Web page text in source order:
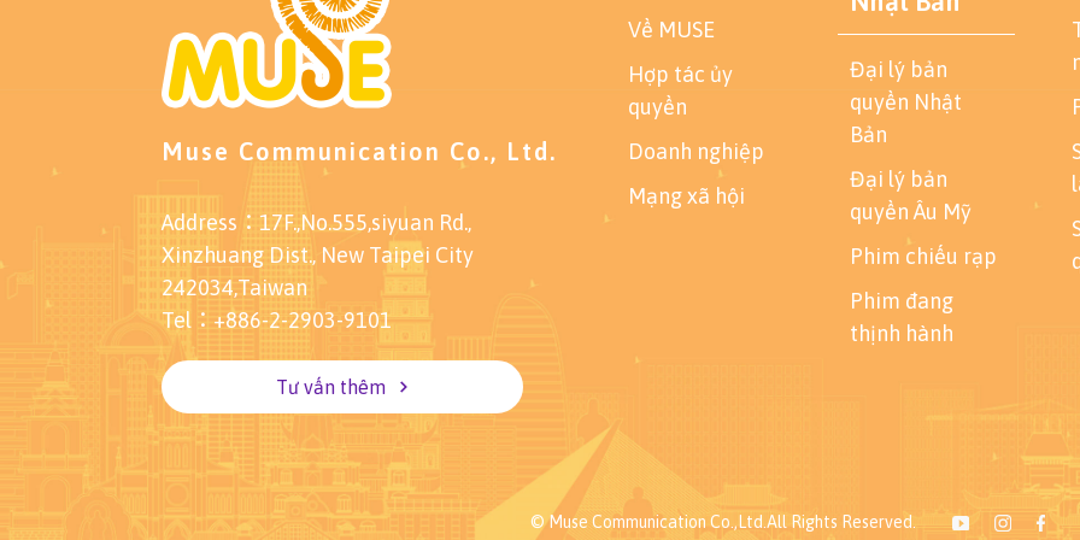
production company WIT STUDIO
(aka “Studio of Hegemony”, whose
previous works include Attack on
many other famous animations)
Muse Communication Co., Ltd.
Address：17F.,No.555,siyuan Rd.,
Xinzhuang Dist., New Taipei City
242034,Taiwan
Tel：+886-2-2903-9101
Tư vấn thêm
Về MUSE
Hợp tác ủy
quyền
Doanh nghiệp
Mạng xã hội
Đại lý bản
quyền Nhật
Bản
Đại lý bản
quyền Âu Mỹ
Phim chiếu rạp
Phim đang
thịnh hành
© Muse Communication Co.,Ltd.All Rights Reserved.